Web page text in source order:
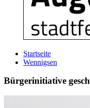
Startseite
Wennigsen
Bürgerinitiative